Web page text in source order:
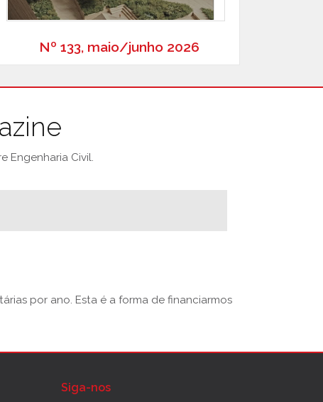
Nº 133, maio/junho 2026
Engenharia Civil.
por ano. Esta é a forma de financiarmos
Siga-nos